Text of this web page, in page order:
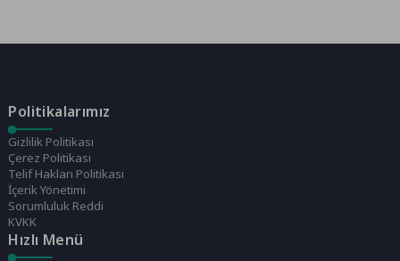
Politikalarımız
Gizlilik Politikası
Çerez Politikası
Telif Hakları Politikası
İçerik Yönetimi
Sorumluluk Reddi
KVKK
Hızlı Menü